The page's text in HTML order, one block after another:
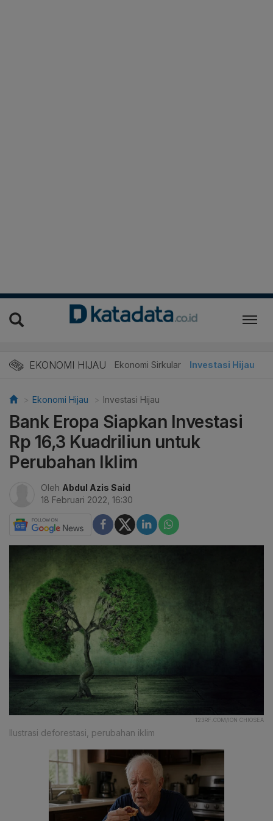
EKONOMI HIJAU
Energi Baru Ekonomi Sirkular Investasi Hijau
Ekonomi Hijau Investasi Hijau
Bank Eropa Siapkan Investasi
Rp 16,3 Kuadriliun untuk
Perubahan Iklim
Oleh Abdul Azis Said
18 Februari 2022, 16:30
123RF.COM/ION CHIOSEA
Ilustrasi deforestasi, perubahan iklim